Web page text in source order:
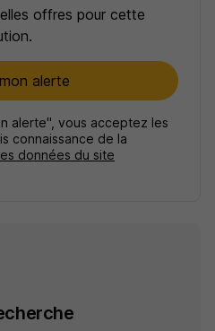
offres pour cette
alerte
alerte", vous acceptez les
connaissance de la
données du site